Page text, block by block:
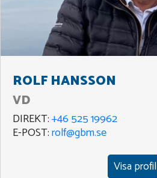
ROLF HANSSON
VD
DIREKT:+46 525 19962
E-POST:rolf@gbm.se
Visa profil